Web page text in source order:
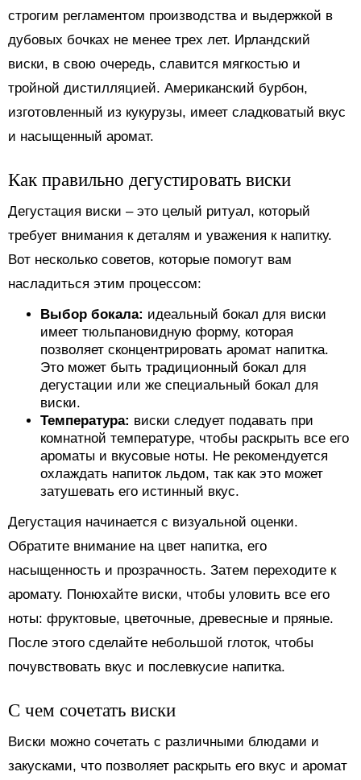
строгим регламентом производства и выдержкой в
дубовых бочках не менее трех лет. Ирландский
виски, в свою очередь, славится мягкостью и
тройной дистилляцией. Американский бурбон,
изготовленный из кукурузы, имеет сладковатый вкус
и насыщенный аромат.
Как правильно дегустировать виски
Дегустация виски – это целый ритуал, который
требует внимания к деталям и уважения к напитку.
Вот несколько советов, которые помогут вам
насладиться этим процессом:
Выбор бокала: идеальный бокал для виски
имеет тюльпановидную форму, которая
позволяет сконцентрировать аромат напитка.
Это может быть традиционный бокал для
дегустации или же специальный бокал для
виски.
Температура: виски следует подавать при
комнатной температуре, чтобы раскрыть все его
ароматы и вкусовые ноты. Не рекомендуется
охлаждать напиток льдом, так как это может
затушевать его истинный вкус.
Дегустация начинается с визуальной оценки.
Обратите внимание на цвет напитка, его
насыщенность и прозрачность. Затем переходите к
аромату. Понюхайте виски, чтобы уловить все его
ноты: фруктовые, цветочные, древесные и пряные.
После этого сделайте небольшой глоток, чтобы
почувствовать вкус и послевкусие напитка.
С чем сочетать виски
Виски можно сочетать с различными блюдами и
закусками, что позволяет раскрыть его вкус и аромат